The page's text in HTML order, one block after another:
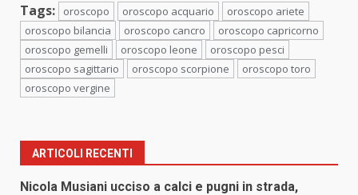
Tags: oroscopo oroscopo acquario
oroscopo ariete
oroscopo bilancia
oroscopo cancro
oroscopo capricorno
oroscopo gemelli
oroscopo leone
oroscopo pesci
oroscopo sagittario
oroscopo scorpione
oroscopo toro
oroscopo vergine
ARTICOLI RECENTI
Nicola Musiani ucciso a calci e pugni in strada,